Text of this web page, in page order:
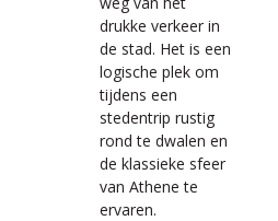
drukke verkeer in
de stad. Het is een
logische plek om
tijdens een
stedentrip rustig
rond te dwalen en
de klassieke sfeer
van Athene te
ervaren.